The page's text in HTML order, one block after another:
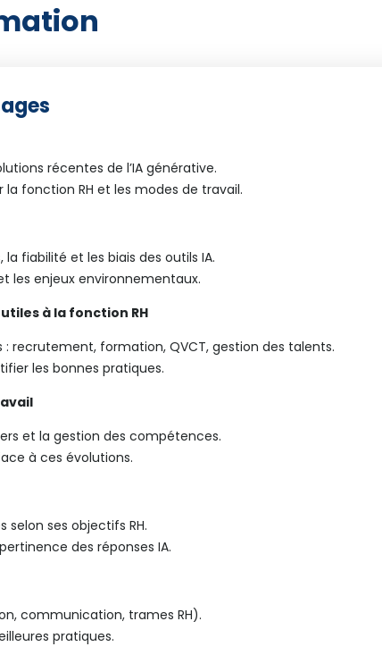
récentes de l’IA générative.
fonction RH et les modes de travail.
fiabilité et les biais des outils IA.
les enjeux environnementaux.
à la fonction RH
: recrutement, formation, QVCT, gestion des talents.
les bonnes pratiques.
et la gestion des compétences.
à ces évolutions.
ses objectifs RH.
des réponses IA.
communication, trames RH).
pratiques.